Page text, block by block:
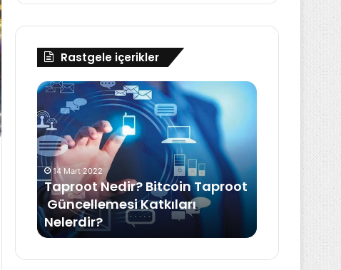
Rastgele içerikler
Taproot Nedir? Bitcoin Taproot Güncellemesi
Katkıları
Nelerdir?
14 Mart 2022
Taproot Nedir? Bitcoin Taproot
Güncellemesi Katkıları
Nelerdir?
NASA’nın
1 Mart 2024
NASA’nın
Gezegen: